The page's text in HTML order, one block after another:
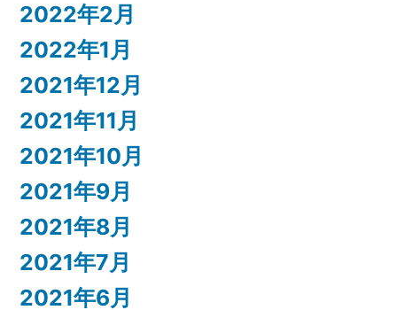
2022年2月
2022年1月
2021年12月
2021年11月
2021年10月
2021年9月
2021年8月
2021年7月
2021年6月